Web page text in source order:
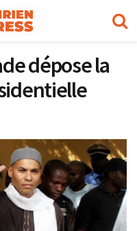
dépose la